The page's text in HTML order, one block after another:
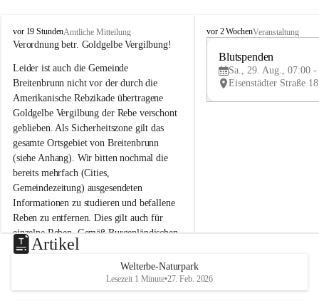
B
r
i
t
e
n
b
r
u
n
n
a
m
N
e
u
s
d
vor 19 StundenAmtliche Mitteilung
Verordnung betr. Goldgelbe Vergilbung!
Leider ist auch die Gemeinde
Breitenbrunn nicht vor der durch die
Amerikanische Rebzikade übertragene
Goldgelbe Vergilbung der Rebe verschont
geblieben. Als Sicherheitszone gilt das
gesamte Ortsgebiet von Breitenbrunn
(siehe Anhang). Wir bitten nochmal die
bereits mehrfach (Cities,
Gemeindezeitung) ausgesendeten
Informationen zu studieren und befallene
Reben zu entfernen. Dies gilt auch für
einzelne Reben. Gemäß Burgenländischen
Weinbaugesetz sind nicht gepflegte oder
unzulässige Weingärten zu roden! Bitte
helfen wir zusammen um unsere Winzer
vor den prognostizierten Ernteausfällen
B
e
u
e
d
vor 2 WochenVeranstaltung
Blutspenden
Sa., 29. Aug., 07:00 -
Artikel
Welterbe-Naturpark
Lesezeit 1 Minute•27. Feb. 2026